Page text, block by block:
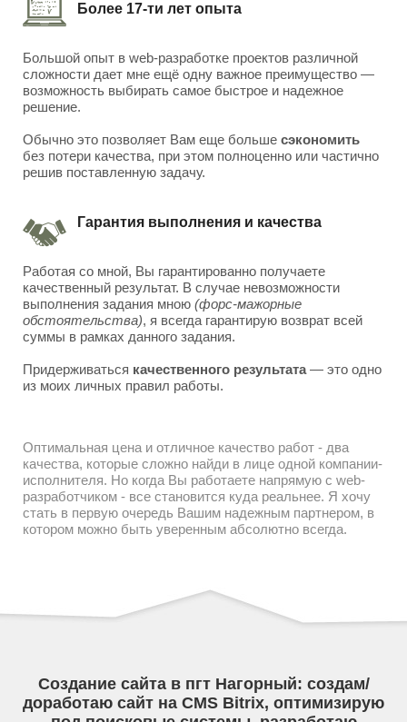
Более 17-ти лет опыта
Большой опыт в web-разработке проектов различной
сложности дает мне ещё одну важное преимущество —
возможность выбирать самое быстрое и надежное
решение.
Обычно это позволяет Вам еще больше сэкономить
без потери качества, при этом полноценно или частично
решив поставленную задачу.
Гарантия выполнения и качества
Работая со мной, Вы гарантированно получаете
качественный результат. В случае невозможности
выполнения задания мною (форс-мажорные
обстоятельства), я всегда гарантирую возврат всей
суммы в рамках данного задания.
Придерживаться качественного результата— это одно
из моих личных правил работы.
Оптимальная цена и отличное качество работ - два
качества, которые сложно найди в лице одной компании-
исполнителя. Но когда Вы работаете напрямую с web-
разработчиком - все становится куда реальнее. Я хочу
стать в первую очередь Вашим надежным партнером, в
котором можно быть уверенным абсолютно всегда.
Создание сайта в пгт Нагорный: создам/
доработаю сайт на CMS Bitrix, оптимизирую